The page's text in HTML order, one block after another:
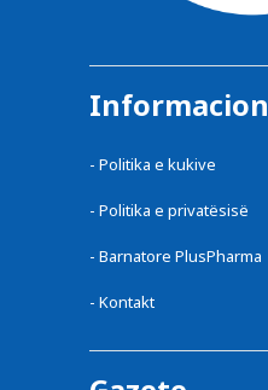
Informacion
- Politika e kukive
- Politika e privatësisë
- Barnatore PlusPharma
- Kontakt